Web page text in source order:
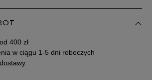
400 zł
w ciągu 1-5 dni roboczych